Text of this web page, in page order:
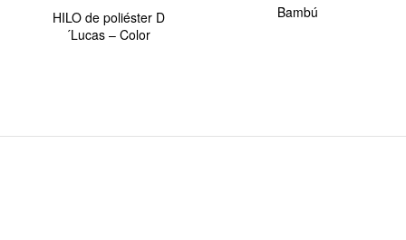
HILO de poliéster D
´Lucas – Color
Bambú